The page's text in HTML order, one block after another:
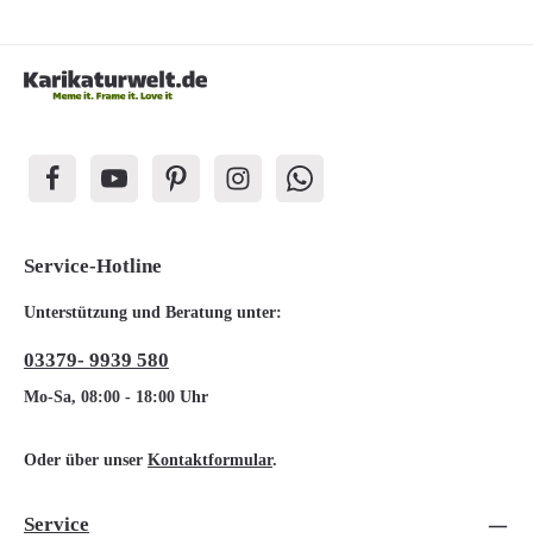
Service-Hotline
Unterstützung und Beratung unter:
03379- 9939 580
Mo-Sa, 08:00 - 18:00 Uhr
Oder über unser Kontaktformular.
Service